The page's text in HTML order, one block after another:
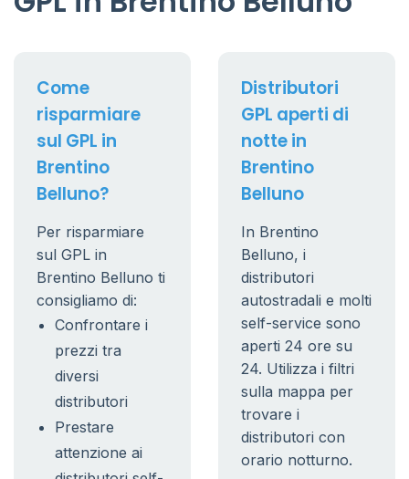
Come
risparmiare
sul GPL in
Brentino
Belluno?
Per risparmiare
sul GPL in
Brentino Belluno ti
consigliamo di:
Confrontare i
prezzi tra
diversi
distributori
Prestare
attenzione ai
Distributori
GPL aperti di
notte in
Brentino
Belluno
In Brentino
Belluno, i
distributori
autostradali e molti
self-service sono
aperti 24 ore su
24. Utilizza i filtri
sulla mappa per
trovare i
distributori con
orario notturno.